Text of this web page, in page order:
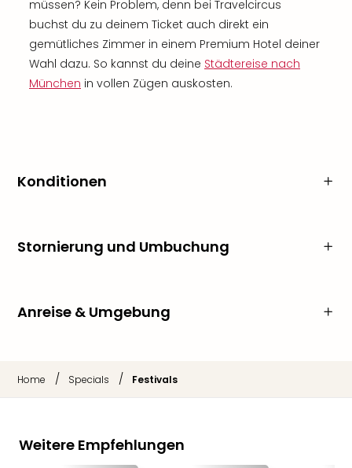
müssen? Kein Problem, denn bei Travelcircus
buchst du zu deinem Ticket auch direkt ein
gemütliches Zimmer in einem Premium Hotel deiner
Wahl dazu. So kannst du deine Städtereise nach
München in vollen Zügen auskosten.
Konditionen
Stornierung und Umbuchung
Anreise & Umgebung
Home / Specials / Festivals
Weitere Empfehlungen